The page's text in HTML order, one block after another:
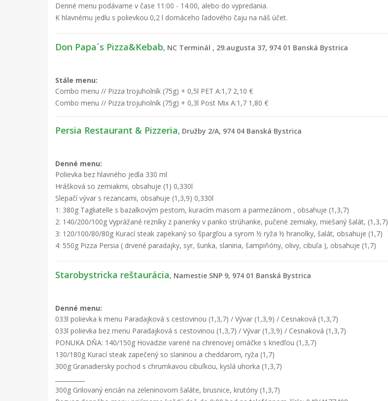
Denné menu podávame v čase 11:00 - 14:00, alebo do vypredania.
K hlavnému jedlu s polievkou 0,2 l domáceho ľadového čaju na náš účet.
Don Papa´s Pizza&Kebab, NC Terminál , 29.augusta 37, 974 01 Banská Bystrica
Stále menu:
Combo menu // Pizza trojuholník (75g) + 0,5l PET A:1,7 2,10 €
Combo menu // Pizza trojuholník (75g) + 0,3l Post Mix A:1,7 1,80 €
Persia Restaurant & Pizzeria, Družby 2/A, 974 04 Banská Bystrica
Denné menu:
Polievka bez hlavného jedla 330 ml
Hrášková so zemiakmi, obsahuje (1) 0,330l
Slepačí vývar s rezancami, obsahuje (1,3,9) 0,330l
1: 380g Tagliatelle s bazalkovým pestom, kuracím mäsom a parmezánom , obsahuje (1,3,7)
2: 140/200/100g Vyprážané rezníky z panenky v panko strúhanke, pučené zemiaky, miešaný šalát, (1,3,7)
3: 120/100/80/80g Kurací steak zapekaný so špargľou a syrom ½ ryža ½ hranolky, šalát, obsahuje (1,7)
4: 550g Pizza Persia ( drvené paradajky, syr, šunka, slanina, šampiňóny, olivy, cibuľa ), obsahuje (1,7)
Starobystricka reštaurácia, Namestie SNP 9, 974 01 Banská Bystrica
Denné menu:
033l polievka k menu Paradajková s cestovinou (1,3,7) / Vývar (1,3,9) / Cesnaková (1,3,7)
033l polievka bez menu Paradajková s cestovinou (1,3,7) / Vývar (1,3,9) / Cesnaková (1,3,7)
PONUKA DŇA: 140/150g Hovädzie varené na chrenovej omáčke s knedľou (1,3,7)
130/180g Kurací steak zapečený so slaninou a cheddarom, ryža (1,7)
300g Granadiersky pochod s chrumkavou cibuľkou, kyslá uhorka (1,3,7)
300g Grilovaný encián na zeleninovom šaláte, brusnice, krutóny (1,3,7)